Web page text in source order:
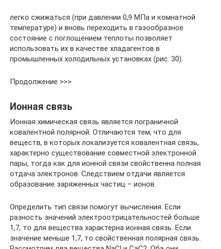
легко сжижаться (при давлении 0,9 МПа и комнатной
температуре) и вновь переходить в газообразное
состояние с поглощением теплоты позволяет
использовать их в качестве хладагентов в
промышленных холодильных установках (рис. 30).
Продолжение >>>
Ионная связь
Ионная химическая связь является пограничной
ковалентной полярной. Отличаются тем, что для
веществ, в которых локализуется ковалентная связь,
характерно существование совместной электронной
пары, тогда как для ионной связи свойственна полная
отдача электронов. Следствием отдачи является
образование заряженных частиц – ионов.
Определить тип связи помогут вычисления. Если
разность значений электроотрицательностей больше
1,7, то для вещества характерна ионная связь. Если
значение меньше 1,7, то свойственная полярная связь.